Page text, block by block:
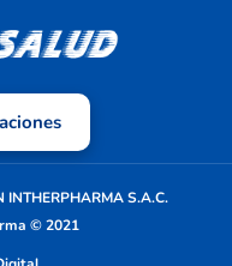
INTHERPHARMA S.A.C.
© 2021